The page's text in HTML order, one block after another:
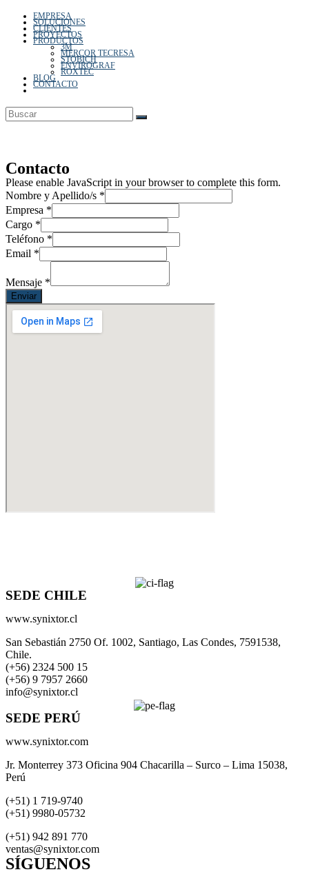
de
la
web
EMPRESA
SOLUCIONES
CLIENTES
PROYECTOS
PRODUCTOS
3M
MERCOR TECRESA
STOBICH
ENVIROGRAF
ROXTEC
BLOG
CONTACTO
Alternar
de
la
Contacto
Please enable JavaScript in your browser to complete this form.
Nombre y Apellido/s *
Empresa *
Cargo *
Teléfono *
Email *
Mensaje *
Enviar
SEDE CHILE
www.synixtor.cl
San Sebastián 2750 Of. 1002, Santiago, Las Condes, 7591538,
Chile.
(+56) 2324 500 15
(+56) 9 7957 2660
info@synixtor.cl
SEDE PERÚ
www.synixtor.com
Jr. Monterrey 373 Oficina 904 Chacarilla – Surco – Lima 15038,
Perú
(+51) 1 719-9740
(+51) 9980-05732
(+51) 942 891 770
ventas@synixtor.com
SÍGUENOS